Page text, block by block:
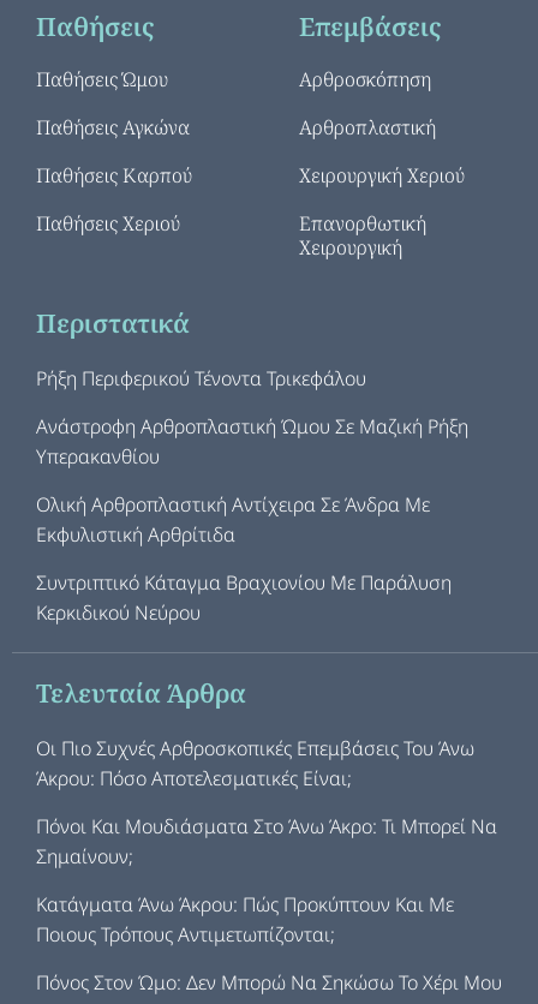
Παθήσεις
Παθήσεις Ώμου
Παθήσεις Αγκώνα
Παθήσεις Καρπού
Παθήσεις Χεριού
Επεμβάσεις
Αρθροσκόπηση
Αρθροπλαστική
Χειρουργική Χεριού
Επανορθωτική
Χειρουργική
Περιστατικά
Ρήξη Περιφερικού Τένοντα Τρικεφάλου
Ανάστροφη Αρθροπλαστική Ώμου Σε Μαζική Ρήξη
Υπερακανθίου
Ολική Αρθροπλαστική Αντίχειρα Σε Άνδρα Με
Εκφυλιστική Αρθρίτιδα
Συντριπτικό Κάταγμα Βραχιονίου Με Παράλυση
Κερκιδικού Νεύρου
Τελευταία Άρθρα
Οι Πιο Συχνές Αρθροσκοπικές Επεμβάσεις Του Άνω
Άκρου: Πόσο Αποτελεσματικές Είναι;
Πόνοι Και Μουδιάσματα Στο Άνω Άκρο: Τι Μπορεί Να
Σημαίνουν;
Κατάγματα Άνω Άκρου: Πώς Προκύπτουν Και Με
Ποιους Τρόπους Αντιμετωπίζονται;
Πόνος Στον Ώμο: Δεν Μπορώ Να Σηκώσω Το Χέρι Μου